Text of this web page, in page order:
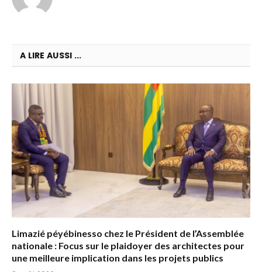
A LIRE AUSSI ...
Limazié péyébinesso chez le Président de l’Assemblée
nationale : Focus sur le plaidoyer des architectes pour
une meilleure implication dans les projets publics